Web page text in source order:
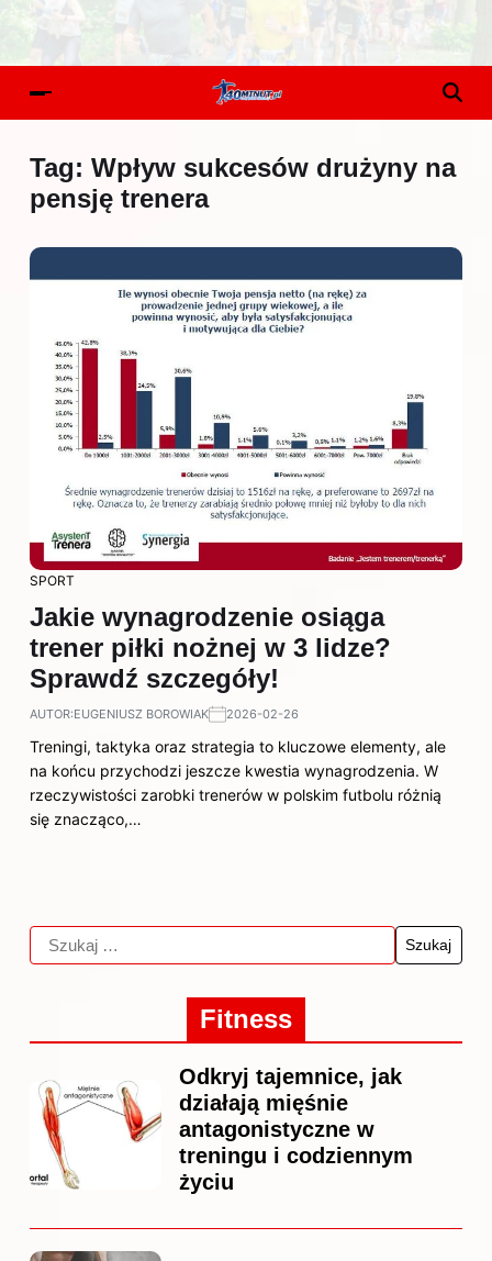
Tag: Wpływ sukcesów drużyny na
pensję trenera
SPORT
Jakie wynagrodzenie osiąga
trener piłki nożnej w 3 lidze?
Sprawdź szczegóły!
AUTOR:EUGENIUSZ BOROWIAK 2026-02-26
Treningi, taktyka oraz strategia to kluczowe elementy, ale
na końcu przychodzi jeszcze kwestia wynagrodzenia. W
rzeczywistości zarobki trenerów w polskim futbolu różnią
się znacząco,…
Fitness
Odkryj tajemnice, jak
działają mięśnie
antagonistyczne w
treningu i codziennym
życiu